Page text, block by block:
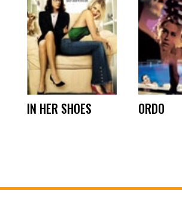
IN HER SHOES ORDO